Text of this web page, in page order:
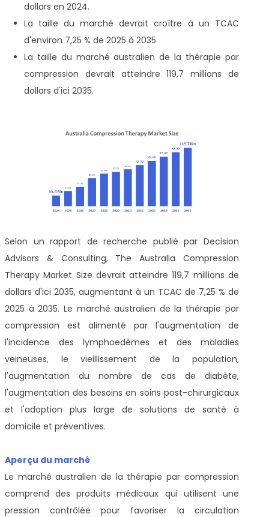
dollars en 2024.
La taille du marché devrait croître à un TCAC
d'environ 7,25 % de 2025 à 2035
La taille du marché australien de la thérapie par
compression devrait atteindre 119,7 millions de
dollars d'ici 2035.
Selon un rapport de recherche publié par Decision
Advisors & Consulting, The Australia Compression
Therapy Market Size devrait atteindre 119,7 millions de
dollars d'ici 2035, augmentant à un TCAC de 7,25 % de
2025 à 2035. Le marché australien de la thérapie par
compression est alimenté par l'augmentation de
l'incidence des lymphoedèmes et des maladies
veineuses, le vieillissement de la population,
l'augmentation du nombre de cas de diabète,
l'augmentation des besoins en soins post-chirurgicaux
et l'adoption plus large de solutions de santé à
domicile et préventives.
Aperçu du marché
Le marché australien de la thérapie par compression
comprend des produits médicaux qui utilisent une
pression contrôlée pour favoriser la circulation